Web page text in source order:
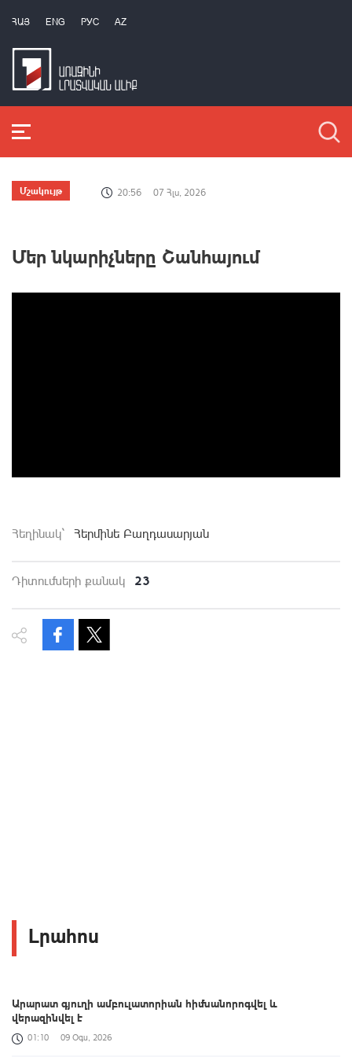
ՀԱՅ ENG РУС AZ
Մշակույթ 20:56 07 Հլս, 2026
Մեր նկարիչները Շանհայում
Հեղինակ` Հերմինե Բաղդասարյան
Դիտումների քանակ 23
Լրահոս
Արարատ գյուղի ամբուլատորիան հիմնանորոգվել և
վերազինվել է
01:10 09 Օգս, 2026